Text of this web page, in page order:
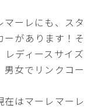
ーレにも、スタ
があります！そ
レディースサイズ
男女でリンクコー
在はマーレマーレ